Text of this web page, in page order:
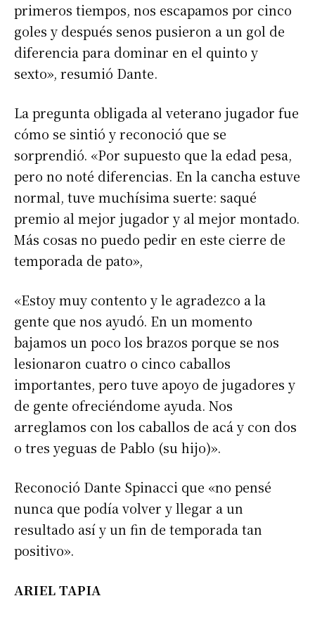
primeros tiempos, nos escapamos por cinco
goles y después senos pusieron a un gol de
diferencia para dominar en el quinto y
sexto», resumió Dante.
La pregunta obligada al veterano jugador fue
cómo se sintió y reconoció que se
sorprendió. «Por supuesto que la edad pesa,
pero no noté diferencias. En la cancha estuve
normal, tuve muchísima suerte: saqué
premio al mejor jugador y al mejor montado.
Más cosas no puedo pedir en este cierre de
temporada de pato»,
«Estoy muy contento y le agradezco a la
gente que nos ayudó. En un momento
bajamos un poco los brazos porque se nos
lesionaron cuatro o cinco caballos
importantes, pero tuve apoyo de jugadores y
de gente ofreciéndome ayuda. Nos
arreglamos con los caballos de acá y con dos
o tres yeguas de Pablo (su hijo)».
Reconoció Dante Spinacci que «no pensé
nunca que podía volver y llegar a un
resultado así y un fin de temporada tan
positivo».
ARIEL TAPIA